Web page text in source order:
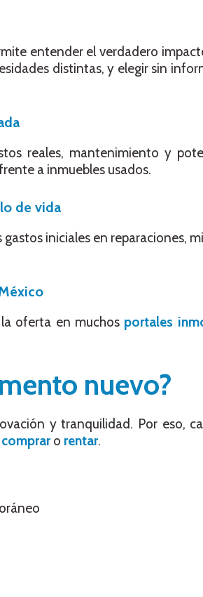
entender el verdadero
distintas, y elegir sin
reales, mantenimiento y
a inmuebles usados.
de vida
iniciales en reparaciones,
oferta en muchos portales
nuevo?
y tranquilidad. Por eso,
compraro rentar.